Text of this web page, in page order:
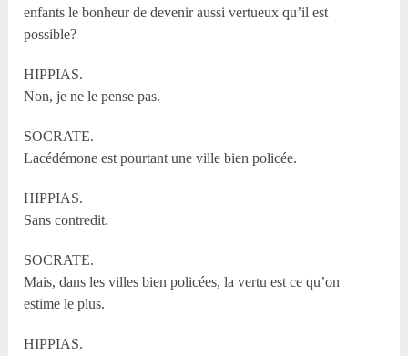
enfants le bonheur de devenir aussi vertueux qu’il est
possible?
HIPPIAS.
Non, je ne le pense pas.
SOCRATE.
Lacédémone est pourtant une ville bien policée.
HIPPIAS.
Sans contredit.
SOCRATE.
Mais, dans les villes bien policées, la vertu est ce qu’on
estime le plus.
HIPPIAS.